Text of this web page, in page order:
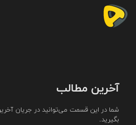
آخرین مطالب
شما در این قسمت می‌توانید در جریان آخرین
بگیرید.